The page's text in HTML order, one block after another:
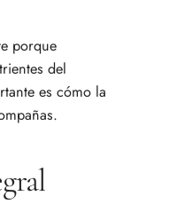
porque
del
es cómo la